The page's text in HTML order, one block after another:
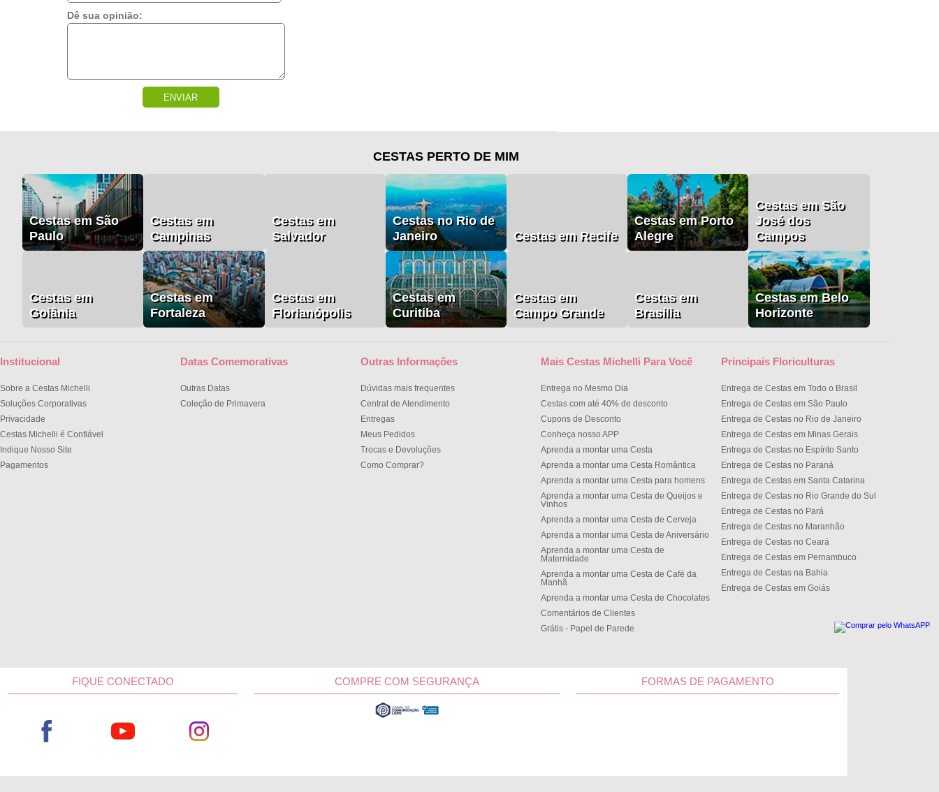
Dê sua opinião:
ENVIAR
CESTAS PERTO DE MIM
Cestas em São
Paulo
Cestas em
Campinas
Cestas em
Salvador
Cestas no Rio de
Janeiro
Cestas em Recife
Cestas em Porto
Alegre
Cestas em São
José dos
Campos
Cestas em
Goiânia
Cestas em
Fortaleza
Cestas em
Florianópolis
Cestas em
Curitiba
Cestas em
Campo Grande
Cestas em
Brasília
Cestas em Belo
Horizonte
Institucional
Sobre a Cestas Michelli
Soluções Corporativas
Privacidade
Cestas Michelli é Confiável
Indique Nosso Site
Pagamentos
Datas Comemorativas
Outras Datas
Coleção de Primavera
Outras Informações
Dúvidas mais frequentes
Central de Atendimento
Entregas
Meus Pedidos
Trocas e Devoluções
Como Comprar?
Mais Cestas Michelli Para Você
Entrega no Mesmo Dia
Cestas com até 40% de desconto
Cupons de Desconto
Conheça nosso APP
Aprenda a montar uma Cesta
Aprenda a montar uma Cesta Romântica
Aprenda a montar uma Cesta para homens
Aprenda a montar uma Cesta de Queijos e
Vinhos
Aprenda a montar uma Cesta de Cerveja
Aprenda a montar uma Cesta de Aniversário
Aprenda a montar uma Cesta de
Maternidade
Aprenda a montar uma Cesta de Café da
Manh
Aprenda a montar uma Cesta de Chocolates
Comentários de Clientes
Grátis - Papel de Parede
Principais Floriculturas
Entrega de Cestas em Todo o Brasil
Entrega de Cestas em São Paulo
Entrega de Cestas no Rio de Janeiro
Entrega de Cestas em Minas Gerais
Entrega de Cestas no Espírito Santo
Entrega de Cestas no Paran
Entrega de Cestas em Santa Catarina
Entrega de Cestas no Rio Grande do Sul
Entrega de Cestas no Par
Entrega de Cestas no Maranhão
Entrega de Cestas no Cear
Entrega de Cestas em Pernambuco
Entrega de Cestas na Bahia
Entrega de Cestas em Goiás
FIQUE CONECTADO COMPRE COM SEGURANÇA FORMAS DE PAGAMENTO